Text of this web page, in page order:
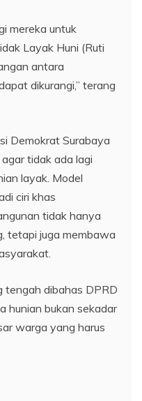
mereka untuk
Layak Huni (Ruti
antara
dikurangi,” terang
Demokrat Surabaya
tidak ada lagi
layak. Model
ciri khas
tidak hanya
tetapi juga membawa
tengah dibahas DPRD
hunian bukan sekadar
warga yang harus